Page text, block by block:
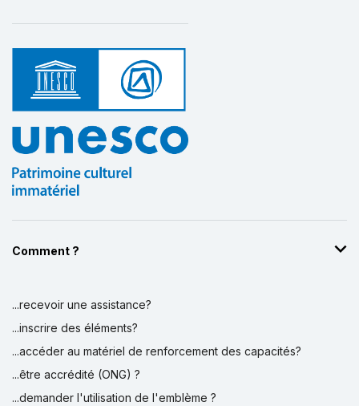
Comment ?
...recevoir une assistance?
...inscrire des éléments?
...accéder au matériel de renforcement des capacités?
...être accrédité (ONG) ?
...demander l'utilisation de l'emblème ?